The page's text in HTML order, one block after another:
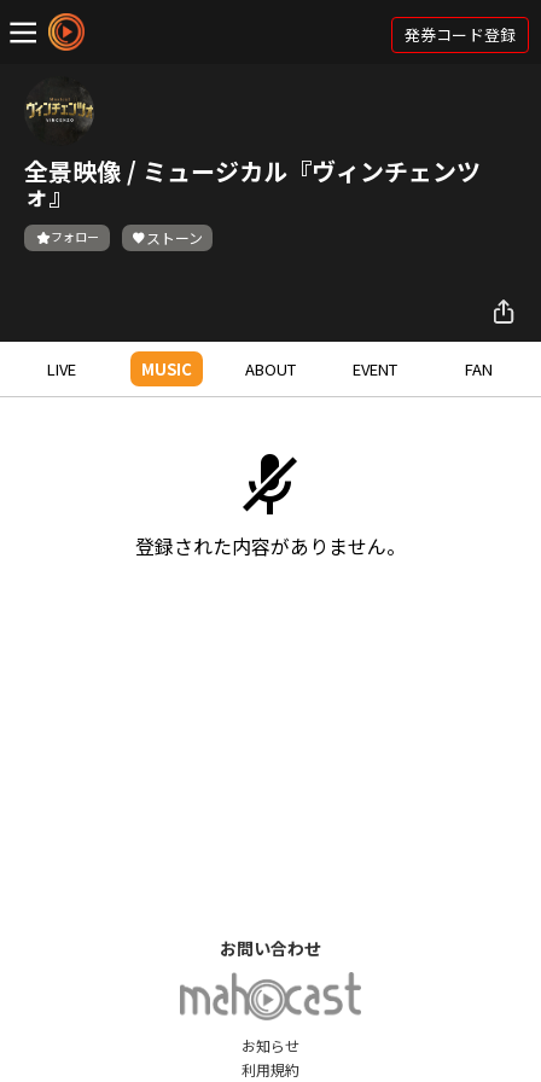
発券コード登録
全景映像 / ミュージカル『ヴィンチェンツ
ォ』
フォロー ストーン
LIVE MUSIC ABOUT EVENT FAN
登録された内容がありません。
お知らせ
利用規約
お問い合わせ